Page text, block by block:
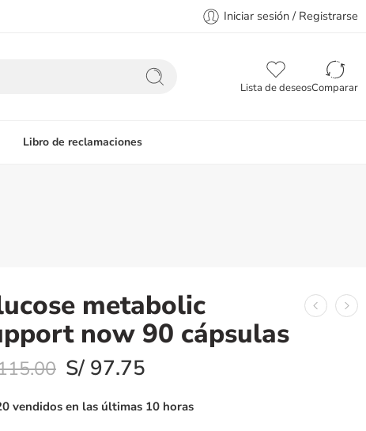
Iniciar sesión / Registrarse
Lista de deseosComparar
Libro de reclamaciones
metabolic
now 90 cápsulas
S/ 97.75
vendidos en las últimas 10 horas